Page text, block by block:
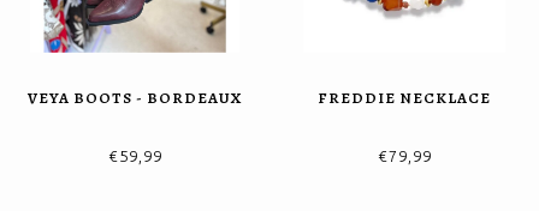
VEYA BOOTS - BORDEAUX
€59,99
FREDDIE NECKLACE
€79,99